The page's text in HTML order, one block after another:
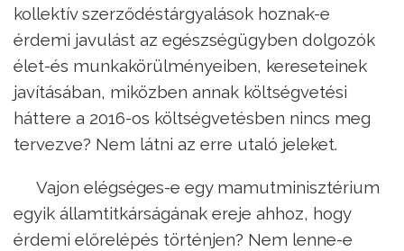
kollektív szerződéstárgyalások hoznak-e
érdemi javulást az egészségügyben dolgozók
élet-és munkakörülményeiben, kereseteinek
javításában, miközben annak költségvetési
háttere a 2016-os költségvetésben nincs meg
tervezve? Nem látni az erre utaló jeleket.
Vajon elégséges-e egy mamutminisztérium
egyik államtitkárságának ereje ahhoz, hogy
érdemi előrelépés történjen? Nem lenne-e